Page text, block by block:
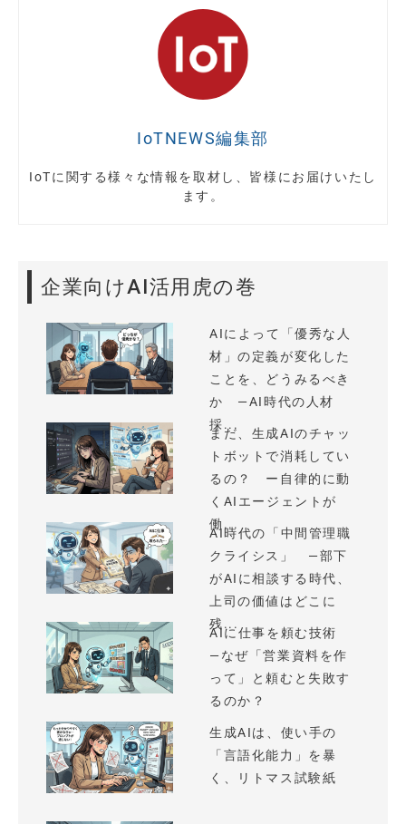
IoTNEWS編集部
IoTに関する様々な情報を取材し、皆様にお届けいたし
ます。
企業向けAI活用虎の巻
AIによって「優秀な人
材」の定義が変化した
ことを、どうみるべき
か —AI時代の人材
採...
まだ、生成AIのチャッ
トボットで消耗してい
るの？ ー自律的に動
くAIエージェントが
働...
AI時代の「中間管理職
クライシス」 —部下
がAIに相談する時代、
上司の価値はどこに
残...
AIに仕事を頼む技術
—なぜ「営業資料を作
って」と頼むと失敗す
るのか？
生成AIは、使い手の
「言語化能力」を暴
く、リトマス試験紙